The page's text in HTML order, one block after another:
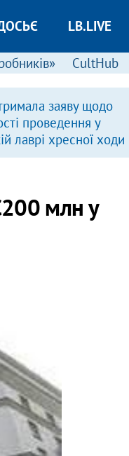
LB.LIVE
CultHub
заяву щодо
проведення у
лаврі хресної ходи
млн у